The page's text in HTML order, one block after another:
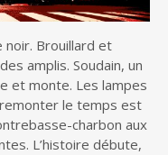
noir. Brouillard et
amplis. Soudain, un
et monte. Les lampes
le temps est
charbon aux
L’histoire débute,